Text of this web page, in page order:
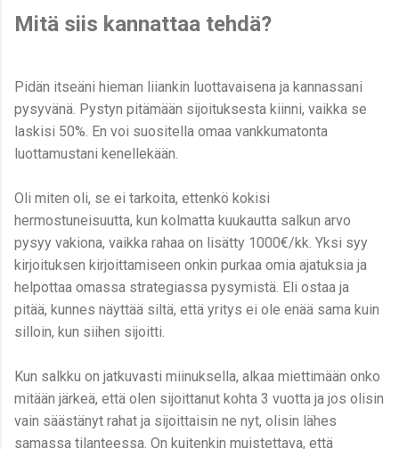
Mitä siis kannattaa tehdä?
Pidän itseäni hieman liiankin luottavaisena ja kannassani
pysyvänä. Pystyn pitämään sijoituksesta kiinni, vaikka se
laskisi 50%. En voi suositella omaa vankkumatonta
luottamustani kenellekään.
Oli miten oli, se ei tarkoita, ettenkö kokisi
hermostuneisuutta, kun kolmatta kuukautta salkun arvo
pysyy vakiona, vaikka rahaa on lisätty 1000€/kk. Yksi syy
kirjoituksen kirjoittamiseen onkin purkaa omia ajatuksia ja
helpottaa omassa strategiassa pysymistä. Eli ostaa ja
pitää, kunnes näyttää siltä, että yritys ei ole enää sama kuin
silloin, kun siihen sijoitti.
Kun salkku on jatkuvasti miinuksella, alkaa miettimään onko
mitään järkeä, että olen sijoittanut kohta 3 vuotta ja jos olisin
vain säästänyt rahat ja sijoittaisin ne nyt, olisin lähes
samassa tilanteessa. On kuitenkin muistettava, että